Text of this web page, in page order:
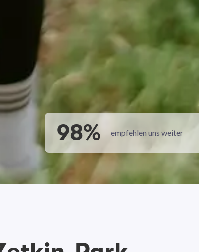
98% empfehlen uns weiter